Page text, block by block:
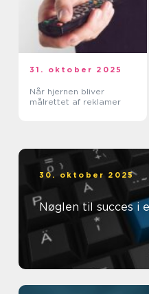
31. oktober 2025
Når hjernen bliver
målrettet af reklamer
30. oktober 2025
Nøglen til succes i